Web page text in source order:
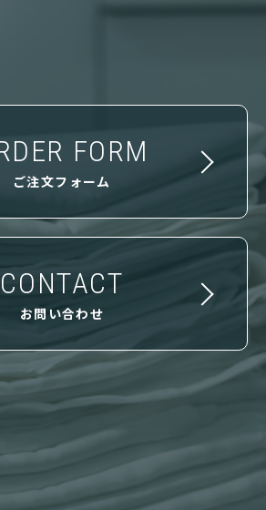
FORM
ご注文フォーム
CONTACT
お問い合わせ